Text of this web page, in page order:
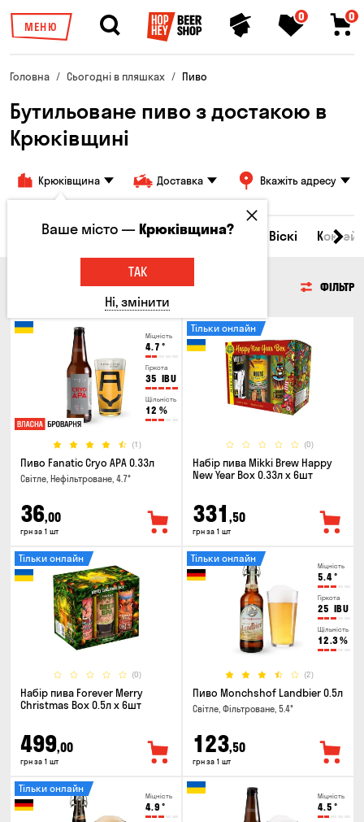
МЕНЮ
0 0
Головна Сьогодні в пляшках Пиво
Бутильоване пиво з достакою в
Крюківщині
Крюківщина Доставка Вкажіть адресу
Всі товари Пиво Сидр Вино Віскі
ФІЛЬТР
Міцність
4.7 °
Гіркота
35 IBU
Щільність
12 %
(1)
Пиво Fanatic Cryo APA 0.33л
Світле, Нефільтроване, 4.7°
36,00
грн за 1 шт
(0)
Тільки онлайн
Набір пива Mikki Brew Happy
New Year Box 0.33л x 6шт
331 ,50
грн за 1 шт
(0)
Тільки онлайн
Набір пива Forever Merry
Christmas Box 0.5л x 6шт
499,00
грн за 1 шт
Міцність
5.4°
Гіркота
25 IBU
Щільність
12.3%
(2)
Тільки онлайн
Пиво Monchshof Landbier 0.5л
Світле, Фільтроване, 5.4°
123,50
грн за 1 шт
Міцність
4.9 °
Тільки онлайн
Міцність
4.5 °
Ваше місто —Крюківщина?
ТАК
Ні, змінити